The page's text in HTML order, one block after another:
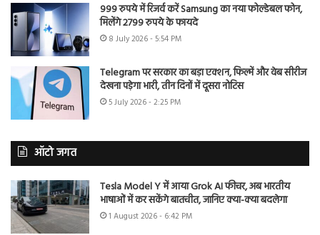
999 रुपये में रिजर्व करें Samsung का नया फोल्डेबल फोन,
मिलेंगे 2799 रुपये के फायदे
8 July 2026 - 5:54 PM
Telegram पर सरकार का बड़ा एक्शन, फिल्में और वेब सीरीज
देखना पड़ेगा भारी, तीन दिनों में दूसरा नोटिस
5 July 2026 - 2:25 PM
ऑटो जगत
Tesla Model Y में आया Grok AI फीचर, अब भारतीय
भाषाओं में कर सकेंगे बातचीत, जानिए क्या-क्या बदलेगा
1 August 2026 - 6:42 PM